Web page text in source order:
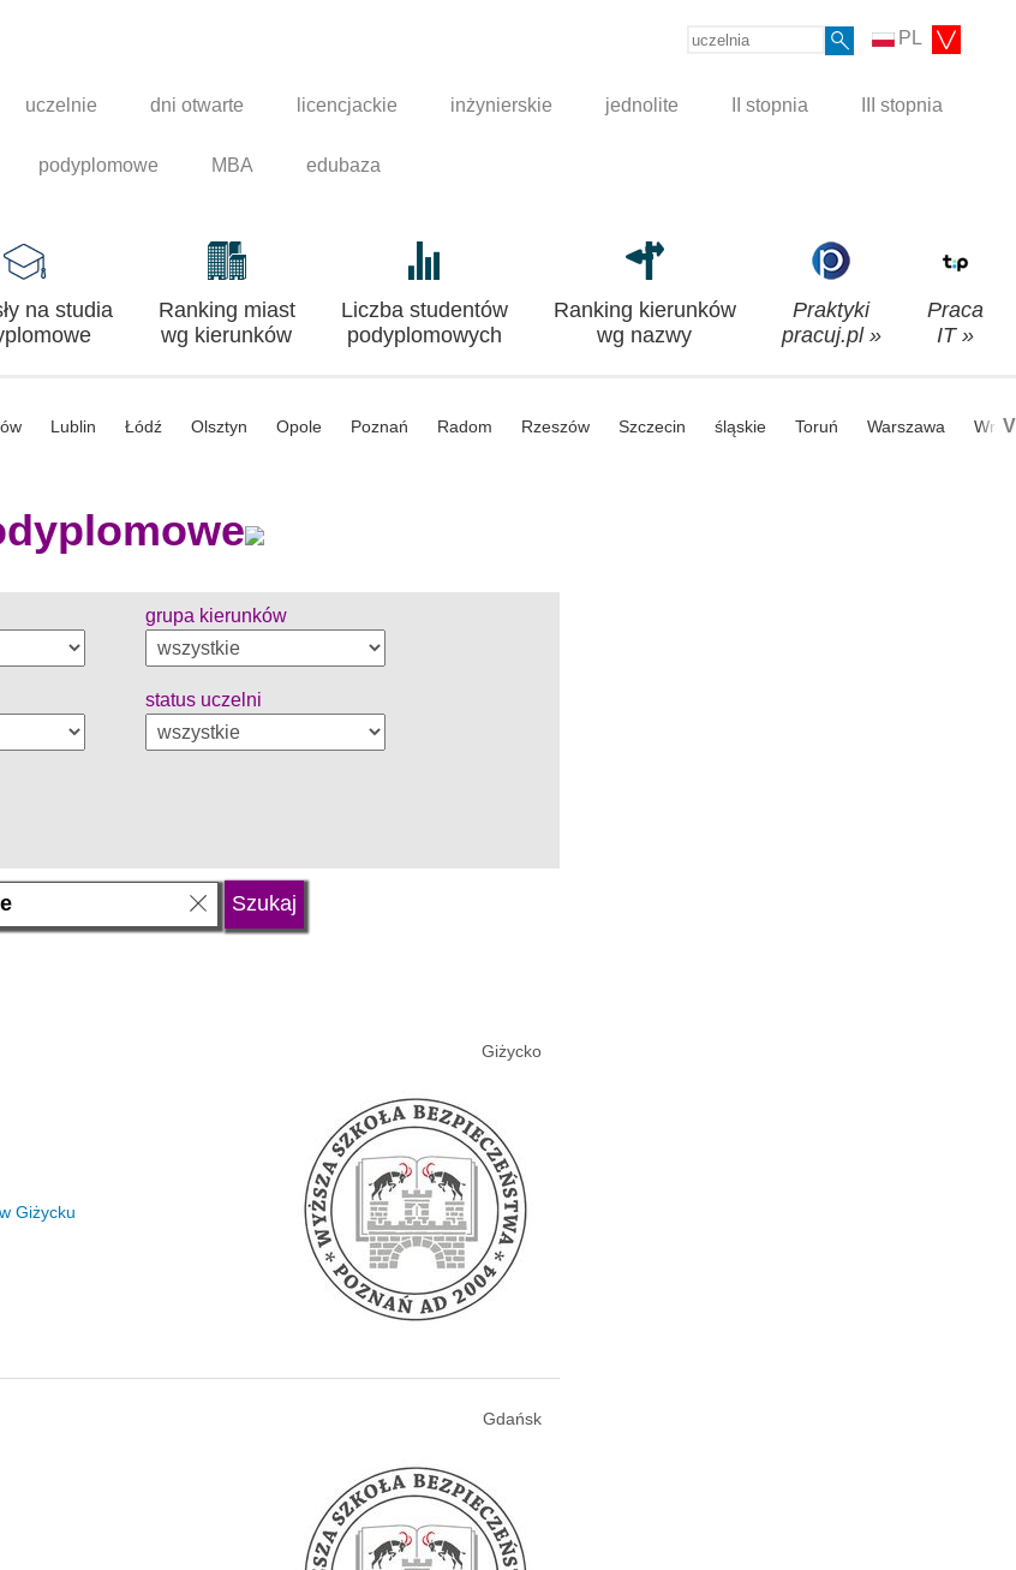
PL
uczelnie dni otwarte licencjackie inżynierskie jednolite II stopnia III stopnia
podyplomowe MBA edubaza
na studia
Ranking miast
wg kierunków
Liczba studentów
podyplomowych
Ranking kierunków
wg nazwy
Praktyki
pracuj.pl »
Praca
IT »
Lublin Łódź Olsztyn Opole Poznań Radom Rzeszów Szczecin śląskie Toruń Warszawa V
grupa kierunków
status uczelni
Giżycko
Giżycku
Gdańsk